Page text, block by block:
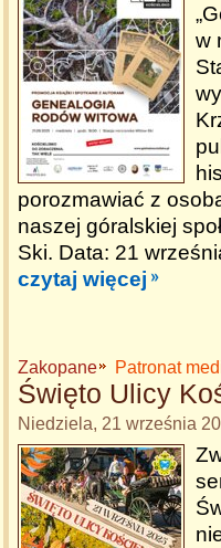
w
porozmawiać z
naszej góralskiej
Ski. Data: 21
czytaj więcej
Zakopane Patronat
Święto Ulicy
Niedziela, 21 września